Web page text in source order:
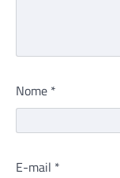
Nome *
E-mail *